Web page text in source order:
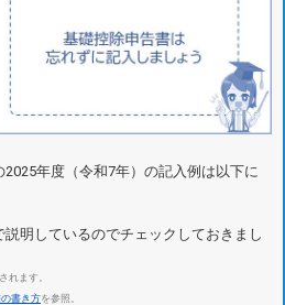
年度（令和7年）の記入例は以下に
明しているのでチェックしておきまし
れます。
書き方を参照。